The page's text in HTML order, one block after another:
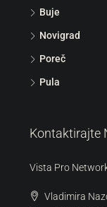
Buje
Novigrad
Poreč
Pula
Kontaktirajte
Vista Pro
Vladimira